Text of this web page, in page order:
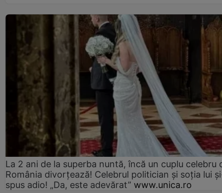
La 2 ani de la superba nuntă, încă un cuplu celebru
România divorțează! Celebrul politician și soția lui
spus adio! „Da, este adevărat” www.unica.ro